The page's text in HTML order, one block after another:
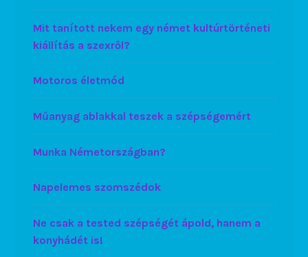
Mit tanított nekem egy német kultúrtörténeti
kiállítás a szexről?
Motoros életmód
Műanyag ablakkal teszek a szépségemért
Munka Németországban?
Napelemes szomszédok
Ne csak a tested szépségét ápold, hanem a
konyhádét is!